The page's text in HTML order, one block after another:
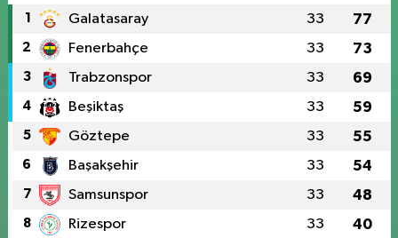
1 Galatasaray 33 77
2 Fenerbahçe 33 73
3 Trabzonspor 33 69
4 Beşiktaş 33 59
5 Göztepe 33 55
6 Başakşehir 33 54
7 Samsunspor 33 48
8 Rizespor 33 40